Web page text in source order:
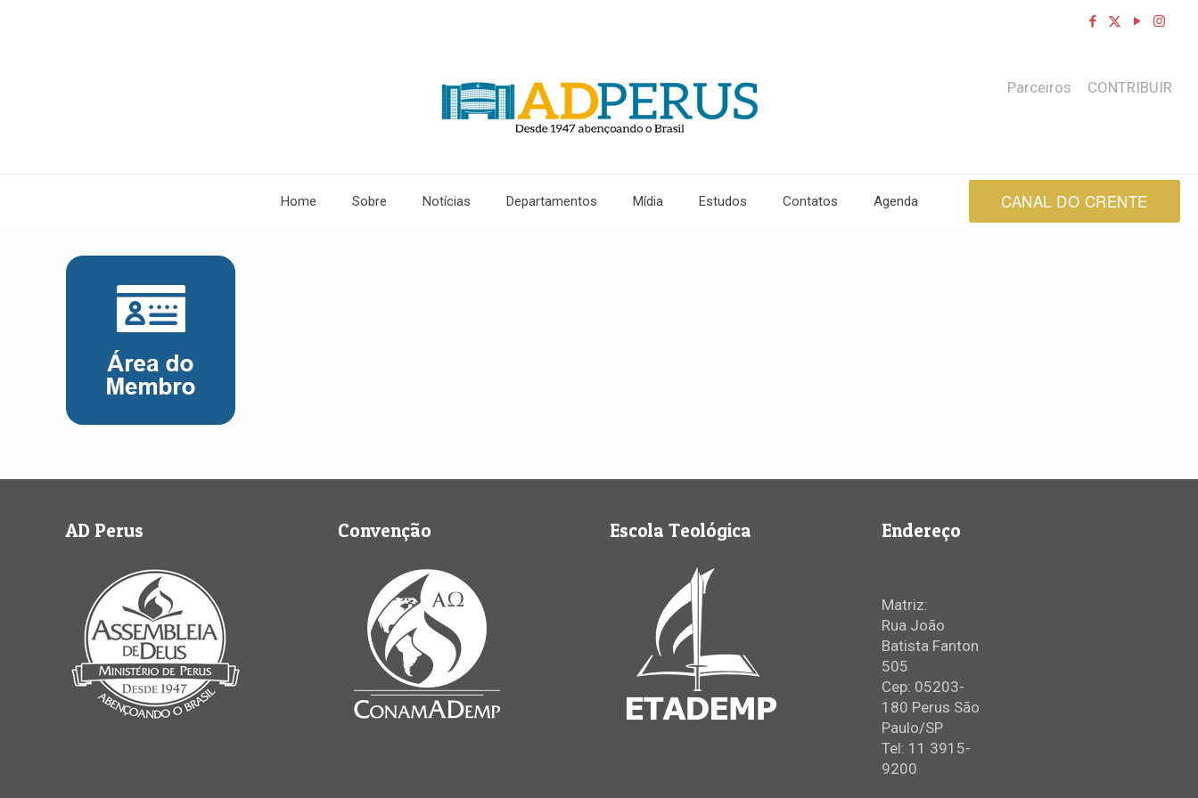
Home Sobre Notícias Departamentos Mídia Estudos Contatos Agenda
Parceiros CONTRIBUIR
CANAL DO CRENTE
AD Perus Convenção Escola Teológica Endereço
Matriz:
Rua João
Batista Fanton
505
Cep: 05203-
180 Perus São
Paulo/SP
Tel: 11 3915-
9200